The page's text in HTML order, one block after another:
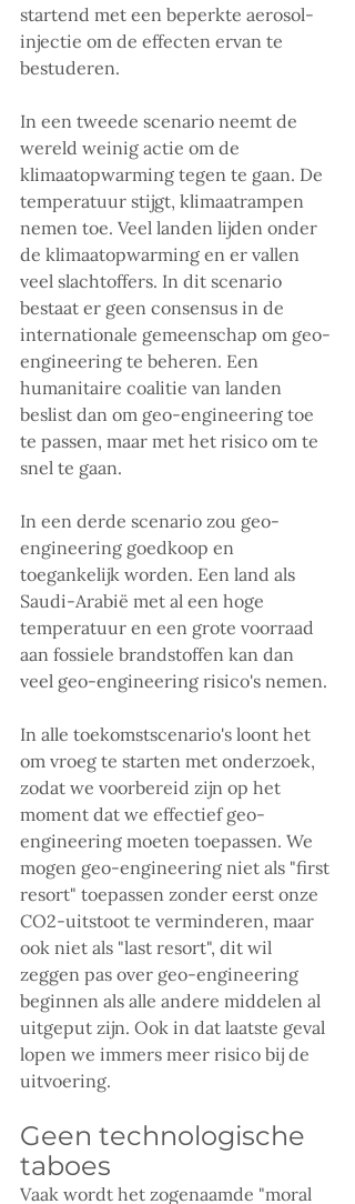
startend met een beperkte aerosol-
injectie om de effecten ervan te
bestuderen.
In een tweede scenario neemt de
wereld weinig actie om de
klimaatopwarming tegen te gaan. De
temperatuur stijgt, klimaatrampen
nemen toe. Veel landen lijden onder
de klimaatopwarming en er vallen
veel slachtoffers. In dit scenario
bestaat er geen consensus in de
internationale gemeenschap om geo-
engineering te beheren. Een
humanitaire coalitie van landen
beslist dan om geo-engineering toe
te passen, maar met het risico om te
snel te gaan.
In een derde scenario zou geo-
engineering goedkoop en
toegankelijk worden. Een land als
Saudi-Arabië met al een hoge
temperatuur en een grote voorraad
aan fossiele brandstoffen kan dan
veel geo-engineering risico's nemen.
In alle toekomstscenario's loont het
om vroeg te starten met onderzoek,
zodat we voorbereid zijn op het
moment dat we effectief geo-
engineering moeten toepassen. We
mogen geo-engineering niet als "first
resort" toepassen zonder eerst onze
CO2-uitstoot te verminderen, maar
ook niet als "last resort", dit wil
zeggen pas over geo-engineering
beginnen als alle andere middelen al
uitgeput zijn. Ook in dat laatste geval
lopen we immers meer risico bij de
uitvoering.
Geen technologische
taboes
Vaak wordt het zogenaamde "moral